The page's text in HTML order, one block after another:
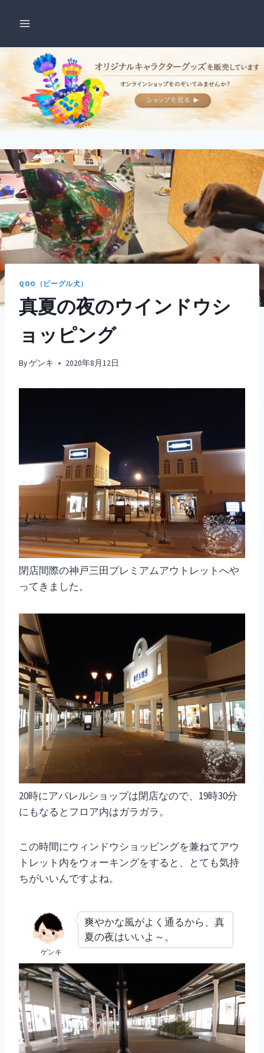
ス
ッ
プ
QOO（ビーグル犬）
真夏の夜のウインドウシ
ョッピング
Byゲンキ 2020年8月12日
閉店間際の神戸三田プレミアムアウトレットへや
ってきました。
20時にアパレルショップは閉店なので、19時30分
にもなるとフロア内はガラガラ。
この時間にウィンドウショッピングを兼ねてアウ
トレット内をウォーキングをすると、とても気持
ちがいいんですよね。
ゲンキ
爽やかな風がよく通るから、真
夏の夜はいいよ～。